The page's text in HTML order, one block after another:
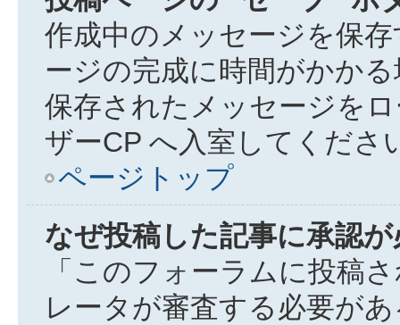
作成中のメッセージを保
ージの完成に時間がかか
保存されたメッセージを
ザーCP へ入室してくださ
ページトップ
なぜ投稿した記事に承認
「このフォーラムに投稿
レータが審査する必要が